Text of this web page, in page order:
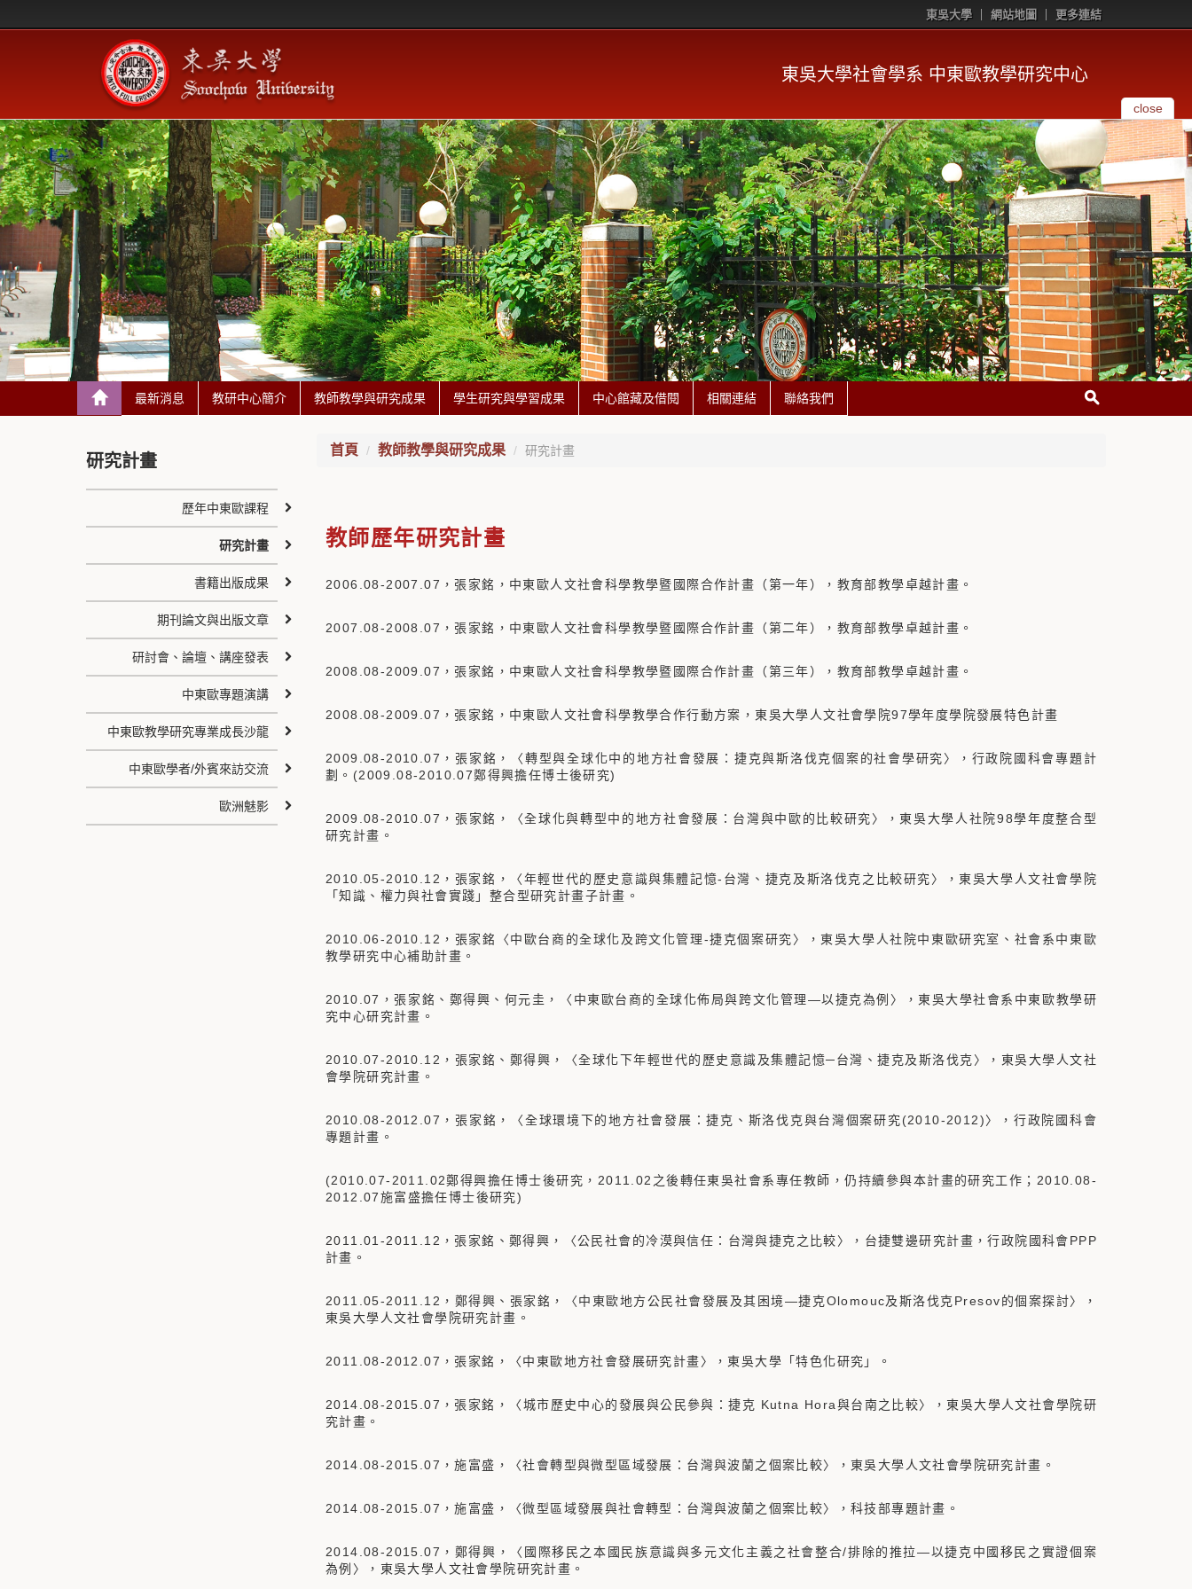
東吳大學 網站地圖 更多連結
東吳大學社會學系 中東歐教學研究中心
close
最新消息 教研中心簡介 教師教學與研究成果 學生研究與學習成果 中心館藏及借閱 相關連結 聯絡我們
首頁 教師教學與研究成果 研究計畫
教師歷年研究計畫
2006.08-2007.07，張家銘，中東歐人文社會科學教學暨國際合作計畫（第一年），教育部教學卓越計畫。
2007.08-2008.07，張家銘，中東歐人文社會科學教學暨國際合作計畫（第二年），教育部教學卓越計畫。
2008.08-2009.07，張家銘，中東歐人文社會科學教學暨國際合作計畫（第三年），教育部教學卓越計畫。
2008.08-2009.07，張家銘，中東歐人文社會科學教學合作行動方案，東吳大學人文社會學院97學年度學院發展特色計畫
2009.08-2010.07，張家銘，〈轉型與全球化中的地方社會發展：捷克與斯洛伐克個案的社會學研究〉，行政院國科會專題計
劃。(2009.08-2010.07鄭得興擔任博士後研究)
2009.08-2010.07，張家銘，〈全球化與轉型中的地方社會發展：台灣與中歐的比較研究〉，東吳大學人社院98學年度整合型
研究計畫。
2010.05-2010.12，張家銘，〈年輕世代的歷史意識與集體記憶-台灣、捷克及斯洛伐克之比較研究〉，東吳大學人文社會學院
「知識、權力與社會實踐」整合型研究計畫子計畫。
2010.06-2010.12，張家銘〈中歐台商的全球化及跨文化管理-捷克個案研究〉，東吳大學人社院中東歐研究室、社會系中東歐
教學研究中心補助計畫。
2010.07，張家銘、鄭得興、何元圭，〈中東歐台商的全球化佈局與跨文化管理—以捷克為例〉，東吳大學社會系中東歐教學研
究中心研究計畫。
2010.07-2010.12，張家銘、鄭得興，〈全球化下年輕世代的歷史意識及集體記憶─台灣、捷克及斯洛伐克〉，東吳大學人文社
會學院研究計畫。
2010.08-2012.07，張家銘，〈全球環境下的地方社會發展：捷克、斯洛伐克與台灣個案研究(2010-2012)〉，行政院國科會
專題計畫。
(2010.07-2011.02鄭得興擔任博士後研究，2011.02之後轉任東吳社會系專任教師，仍持續參與本計畫的研究工作；2010.08-
2012.07施富盛擔任博士後研究)
2011.01-2011.12，張家銘、鄭得興，〈公民社會的冷漠與信任：台灣與捷克之比較〉，台捷雙邊研究計畫，行政院國科會PPP
計畫。
2011.05-2011.12，鄭得興、張家銘，〈中東歐地方公民社會發展及其困境—捷克Olomouc及斯洛伐克Presov的個案探討〉，
東吳大學人文社會學院研究計畫。
2011.08-2012.07，張家銘，〈中東歐地方社會發展研究計畫〉，東吳大學「特色化研究」。
2014.08-2015.07，張家銘，〈城市歷史中心的發展與公民參與：捷克 Kutna Hora與台南之比較〉，東吳大學人文社會學院研
究計畫。
2014.08-2015.07，施富盛，〈社會轉型與微型區域發展：台灣與波蘭之個案比較〉，東吳大學人文社會學院研究計畫。
2014.08-2015.07，施富盛，〈微型區域發展與社會轉型：台灣與波蘭之個案比較〉，科技部專題計畫。
2014.08-2015.07，鄭得興，〈國際移民之本國民族意識與多元文化主義之社會整合/排除的推拉—以捷克中國移民之實證個案
為例〉，東吳大學人文社會學院研究計畫。
研究計畫
歷年中東歐課程
研究計畫
書籍出版成果
期刊論文與出版文章
研討會、論壇、講座發表
中東歐專題演講
中東歐教學研究專業成長沙龍
中東歐學者/外賓來訪交流
歐洲魅影